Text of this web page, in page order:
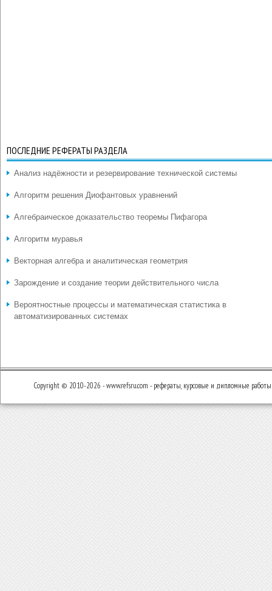
ПОСЛЕДНИЕ РЕФЕРАТЫ РАЗДЕЛА
Анализ надёжности и резервирование технической системы
Алгоритм решения Диофантовых уравнений
Алгебраическое доказательство теоремы Пифагора
Алгоритм муравья
Векторная алгебра и аналитическая геометрия
Зарождение и создание теории действительного числа
Вероятностные процессы и математическая статистика в
автоматизированных системах
Copyright © 2010-2026 - www.refsru.com - рефераты, курсовые и дипломные работы